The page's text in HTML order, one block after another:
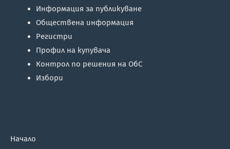
Информация за публикуване
Обществена информация
Регистри
Профил на купувача
Контрол по решения на ОбС
Избори
Начало